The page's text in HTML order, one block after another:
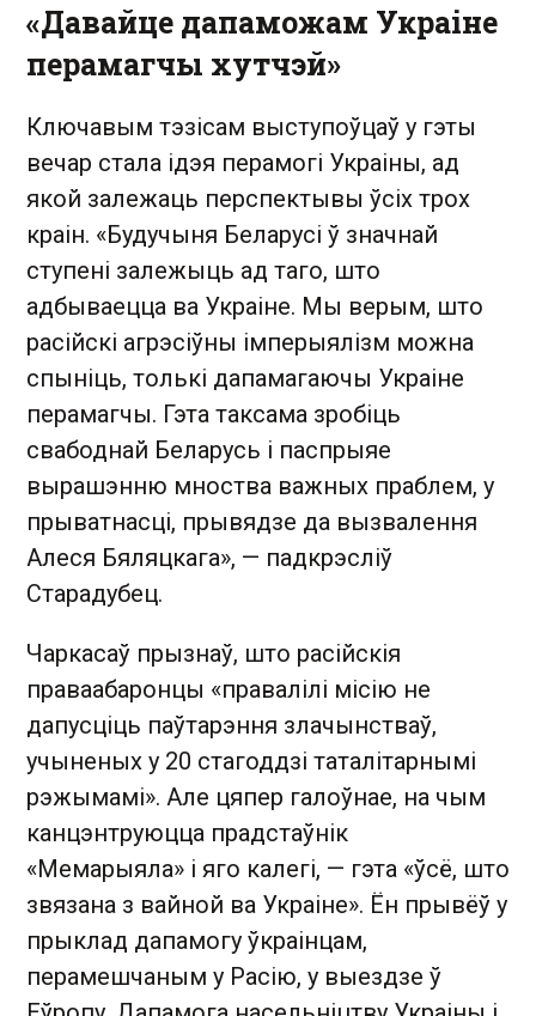
«Давайце дапаможам Украіне
перамагчы хутчэй»
Ключавым тэзісам выступоўцаў у гэты
вечар стала ідэя перамогі Украіны, ад
якой залежаць перспектывы ўсіх трох
краін. «Будучыня Беларусі ў значнай
ступені залежыць ад таго, што
адбываецца ва Украіне. Мы верым, што
расійскі агрэсіўны імперыялізм можна
спыніць, толькі дапамагаючы Украіне
перамагчы. Гэта таксама зробіць
свабоднай Беларусь і паспрыяе
вырашэнню мноства важных праблем, у
прыватнасці, прывядзе да вызвалення
Алеся Бяляцкага», — падкрэсліў
Старадубец.
Чаркасаў прызнаў, што расійскія
праваабаронцы «правалілі місію не
дапусціць паўтарэння злачынстваў,
учыненых у 20 стагоддзі таталітарнымі
рэжымамі». Але цяпер галоўнае, на чым
канцэнтруюцца прадстаўнік
«Мемарыяла» і яго калегі, — гэта «ўсё, што
звязана з вайной ва Украіне». Ён прывёў у
прыклад дапамогу ўкраінцам,
перамешчаным у Расію, у выездзе ў